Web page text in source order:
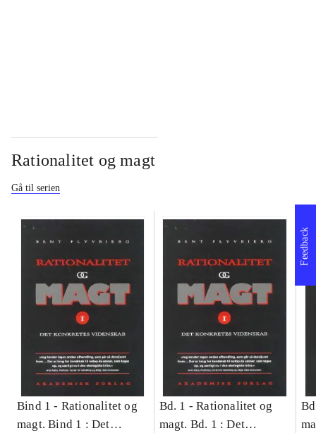
Rationalitet og magt
Gå til serien
Bind 1 - Rationalitet og
magt. Bind 1 : Det
Bd. 1 -Rationalitet og
magt. Bd. 1 : Det
Feedback